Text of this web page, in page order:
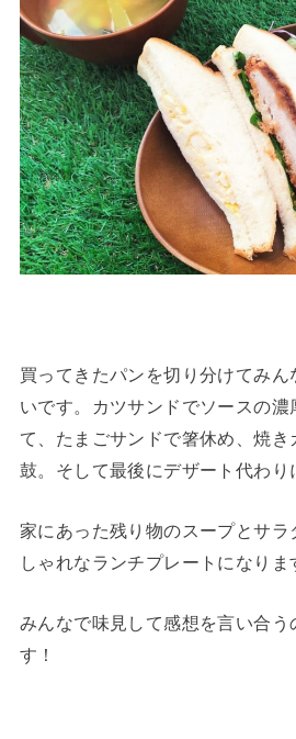
買ってきたパンを切り分けてみん
いです。カツサンドでソースの濃
て、たまごサンドで箸休め、焼
鼓。そして最後にデザート代わり
家にあった残り物のスープとサ
しゃれなランチプレートになりま
みんなで味見して感想を言い合う
す！